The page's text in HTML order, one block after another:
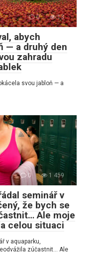
0 13
abych
— a druhý den
zahradu
svou jabloň — a
0 1 459
seminář v
že bych se
Ale moje
celou situaci
v aquaparku,
zúčastnit… Ale